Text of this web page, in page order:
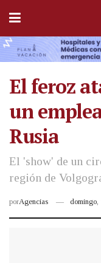
El feroz
un
Rusia
El 'show' de un
región de
porAgencias